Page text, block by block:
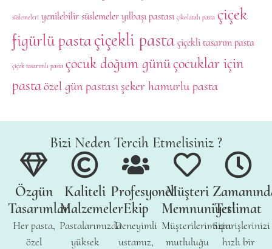
süslemeleri yenilebilir süslemeler yılbaşı pastası çikolatalı pasta çiçek
figürlü pastaçiçekli pasta çiçekli tasarım pasta
çiçek tasarımlı pasta çocuk doğum günüçocuklar için
pastaözel gün pastasışeker hamurlu pasta
Bizi Neden Tercih Etmelisiniz ?
Özgün
Tasarımlar
Her pasta,
özel
Kaliteli
Malzemeler
Pastalarımızda
yüksek
Profesyonel
Ekip
Deneyimli
ustamız,
Müşteri
Memnuniyeti
Müşterilerimizin
mutluluğu
Teslimat
Siparişlerinizi
hızlı bir